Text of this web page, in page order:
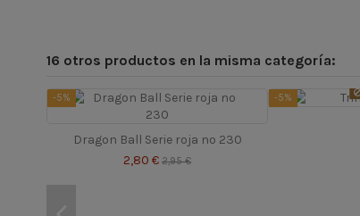
16 otros productos en la misma categoría:
-5%
Dragon Ball Serie roja nº 230
2,80 € 2,95 €
-5%